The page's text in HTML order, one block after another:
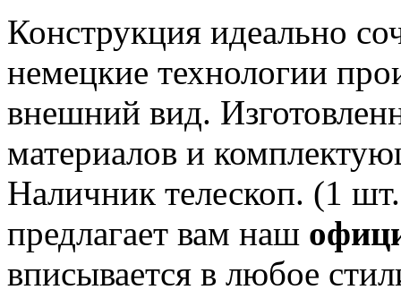
Конструкция идеально
немецкие технологии
внешний вид.
материалов и
Наличник телескоп. (1
предлагает вам наш
вписывается в любое